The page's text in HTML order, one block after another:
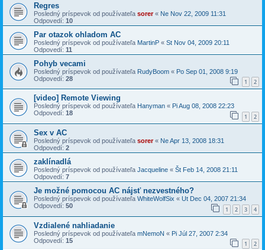
Regres
Posledný príspevok od používateľa sorer« Ne Nov 22, 2009 11:31
Odpovedí: 10
Par otazok ohladom AC
Posledný príspevok od používateľa MartinP « St Nov 04, 2009 20:11
Odpovedí: 11
Pohyb vecami
Posledný príspevok od používateľa RudyBoom « Po Sep 01, 2008 9:19
Odpovedí: 28 1 2
[video] Remote Viewing
Posledný príspevok od používateľa Hanyman « Pi Aug 08, 2008 22:23
Odpovedí: 18 1 2
Sex v AC
Posledný príspevok od používateľa sorer« Ne Apr 13, 2008 18:31
Odpovedí: 2
zaklínadlá
Posledný príspevok od používateľa Jacqueline « Št Feb 14, 2008 21:11
Odpovedí: 7
Je možné pomocou AC nájsť nezvestného?
Posledný príspevok od používateľa WhiteWolfSix « Ut Dec 04, 2007 21:34
Odpovedí: 50 1 2 3 4
Vzdialené nahliadanie
Posledný príspevok od používateľa mNemoN « Pi Júl 27, 2007 2:34
Odpovedí: 15 1 2